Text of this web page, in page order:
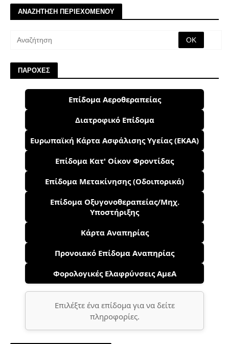
ΑΝΑΖΗΤΗΣΗ ΠΕΡΙΕΧΟΜΕΝΟΥ
ΠΑΡΟΧΕΣ
Επίδομα Αεροθεραπείας
Διατροφικό Επίδομα
Ευρωπαϊκή Κάρτα Ασφάλισης Υγείας (ΕΚΑΑ)
Επίδομα Κατ' Οίκον Φροντίδας
Επίδομα Μετακίνησης (Οδοιπορικά)
Επίδομα Οξυγονοθεραπείας/Μηχ.
Υποστήριξης
Κάρτα Αναπηρίας
Προνοιακό Επίδομα Αναπηρίας
Φορολογικές Ελαφρύνσεις ΑμεΑ
Επιλέξτε ένα επίδομα για να δείτε
πληροφορίες.